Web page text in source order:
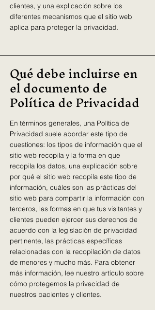
clientes, y una explicación sobre los
diferentes mecanismos que el sitio web
aplica para proteger la privacidad.
Qué debe incluirse en
el documento de
Política de Privacidad
En términos generales, una Política de
Privacidad suele abordar este tipo de
cuestiones: los tipos de información que el
sitio web recopila y la forma en que
recopila los datos, una explicación sobre
por qué el sitio web recopila este tipo de
información, cuáles son las prácticas del
sitio web para compartir la información con
terceros, las formas en que tus visitantes y
clientes pueden ejercer sus derechos de
acuerdo con la legislación de privacidad
pertinente, las prácticas específicas
relacionadas con la recopilación de datos
de menores y mucho más. Para obtener
más información, lee nuestro artículo sobre
cómo protegemos la privacidad de
nuestros pacientes y clientes.